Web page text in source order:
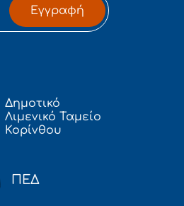
Εγγραφή
Δημοτικό
Λιμενικό Ταμείο
Κορίνθου
ΠΕΔ